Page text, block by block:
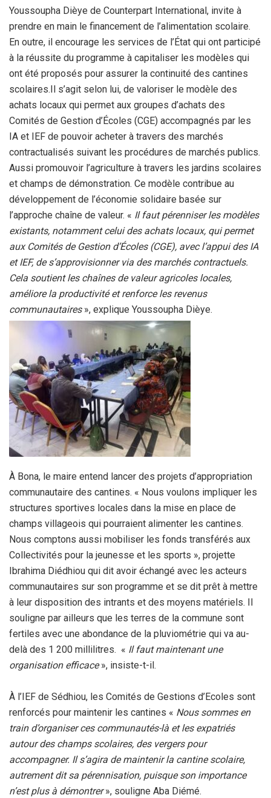
‎Youssoupha Dièye de Counterpart International, invite à
prendre en main le financement de l’alimentation scolaire.
En outre, il encourage les services de l’État qui ont participé
à la réussite du programme à capitaliser les modèles qui
ont été proposés pour assurer la continuité des cantines
scolaires.Il s’agit selon lui, de valoriser le modèle des
achats locaux qui permet aux groupes d’achats des
Comités de Gestion d’Écoles (CGE) accompagnés par les
IA et IEF de pouvoir acheter à travers des marchés
contractualisés suivant les procédures de marchés publics.
Aussi promouvoir l’agriculture à travers les jardins scolaires
et champs de démonstration. Ce modèle contribue au
développement de l’économie solidaire basée sur
l’approche chaîne de valeur. « Il faut pérenniser les modèles
existants, notamment celui des achats locaux, qui permet
aux Comités de Gestion d’Écoles (CGE), avec l’appui des IA
et IEF, de s’approvisionner via des marchés contractuels.
Cela soutient les chaînes de valeur agricoles locales,
améliore la productivité et renforce les revenus
communautaires», explique Youssoupha Dièye.
‎À Bona, le maire entend lancer des projets d’appropriation
communautaire des cantines. « Nous voulons impliquer les
structures sportives locales dans la mise en place de
champs villageois qui pourraient alimenter les cantines.
Nous comptons aussi mobiliser les fonds transférés aux
Collectivités pour la jeunesse et les sports », projette
Ibrahima Diédhiou qui dit avoir échangé avec les acteurs
communautaires sur son programme et se dit prêt à mettre
à leur disposition des intrants et des moyens matériels. Il
souligne par ailleurs que les terres de la commune sont
fertiles avec une abondance de la pluviométrie qui va au-
delà des 1 200 millilitres. « Il faut maintenant une
organisation efficace», insiste-t-il.
‎À l’IEF de Sédhiou, les Comités de Gestions d’Ecoles sont
renforcés pour maintenir les cantines « Nous sommes en
train d’organiser ces communautés-là et les expatriés
autour des champs scolaires, des vergers pour
accompagner. Il s’agira de maintenir la cantine scolaire,
autrement dit sa pérennisation, puisque son importance
n’est plus à démontrer», souligne Aba Diémé.